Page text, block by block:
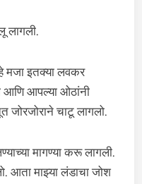
लागली.
मजा इतक्या लवकर
आणि आपल्या ओठांनी
जोरजोराने चाटू लागलो.
मागण्या करू लागली.
आता माझ्या लंडाचा जोश